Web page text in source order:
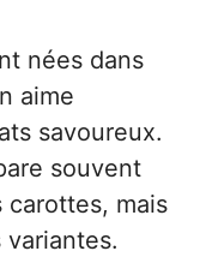
nées dans
aime
savoureux.
souvent
mais